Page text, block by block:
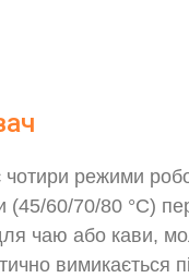
режими
(45/60/70/80 °C)
чаю або кави,
вимикається